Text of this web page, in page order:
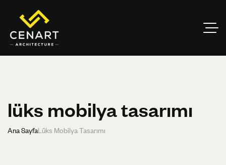
lüks mobilya tasarımı
Ana SayfaLüks Mobilya Tasarımı